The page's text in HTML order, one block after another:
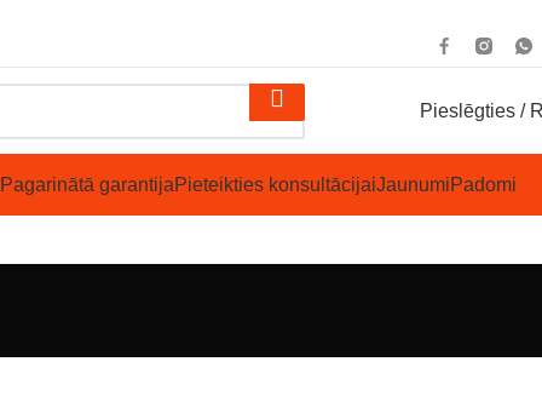
Pieslēgties /
Pagarinātā garantijaPieteikties konsultācijaiJaunumiPadomi